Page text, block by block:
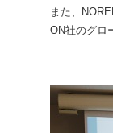
また、
ON社のグロ